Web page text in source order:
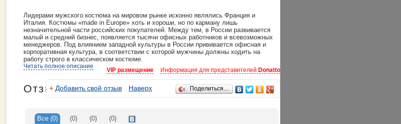
Лидерами мужского костюма на мировом рынке исконно являлись Франция и
Италия. Костюмы «made in Europe» хоть и хороши, но по карману лишь
незначительной части российских покупателей. Между тем, в России развивается
малый и средний бизнес, появляется тысячи офисных работников и всевозможных
менеджеров. Под влиянием западной культуры в России прививается офисная и
корпоративная культура, в соответствии с которой мужчины должны ходить на
работу строго в классическом костюме.
Однако на российском рынке возник парадокс: хорошие костюмы - слишком дороги,
а дешевые – недостаточно хороши.
Так появилась марка Donatto, получившая свое название от латинского слова
Читать полное описание
VIP размещение Информация для представителей Donatto
Отзывы
+ Добавить свой отзыв Наверх Поделиться…
Все (0) (0) (0) (0)